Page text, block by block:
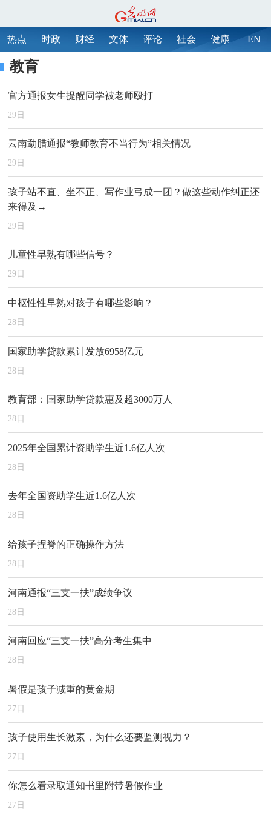
热点 时政 财经 文体 评论 社会 健康 EN
教育
官方通报女生提醒同学被老师殴打
29日
云南勐腊通报“教师教育不当行为”相关情况
29日
孩子站不直、坐不正、写作业弓成一团？做这些动作纠正还
来得及→
29日
儿童性早熟有哪些信号？
29日
中枢性性早熟对孩子有哪些影响？
28日
国家助学贷款累计发放6958亿元
28日
教育部：国家助学贷款惠及超3000万人
28日
2025年全国累计资助学生近1.6亿人次
28日
去年全国资助学生近1.6亿人次
28日
给孩子捏脊的正确操作方法
28日
河南通报“三支一扶”成绩争议
28日
河南回应“三支一扶”高分考生集中
28日
暑假是孩子减重的黄金期
27日
孩子使用生长激素，为什么还要监测视力？
27日
你怎么看录取通知书里附带暑假作业
27日